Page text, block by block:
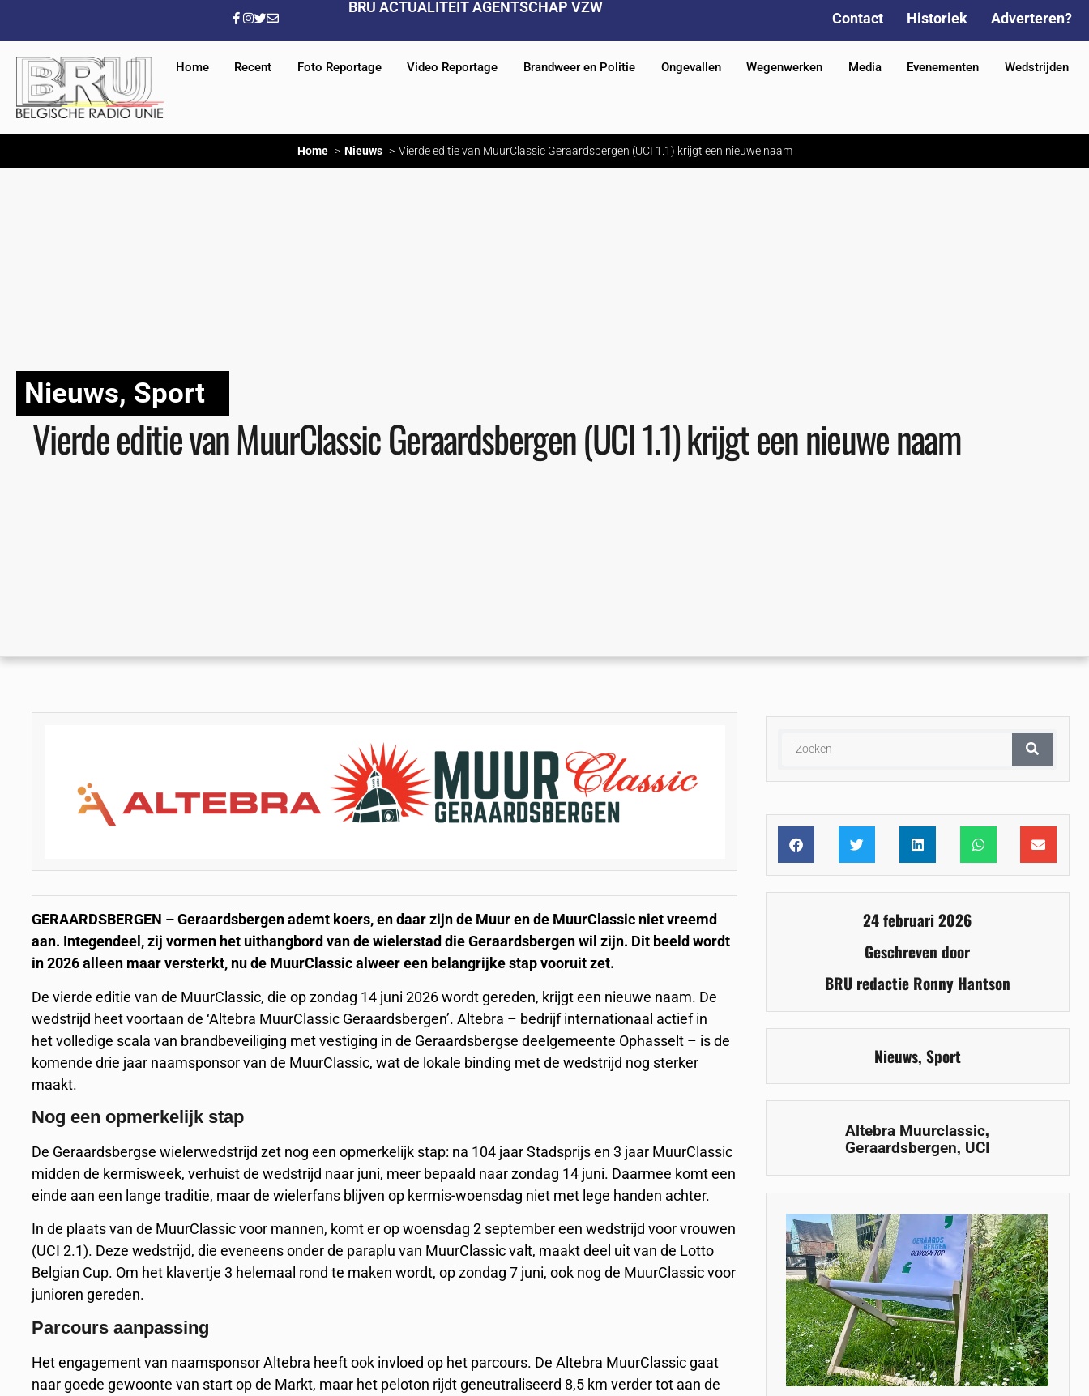
BRU ACTUALITEIT AGENTSCHAP VZW
Contact Historiek Adverteren?
Home Recent Foto Reportage Video Reportage Brandweer en Politie Ongevallen Wegenwerken Media Evenementen Wedstrijden
Home Nieuws Vierde editie van MuurClassic Geraardsbergen (UCI 1.1) krijgt een nieuwe naam
Nieuws, Sport
Vierde editie van MuurClassic Geraardsbergen (UCI 1.1) krijgt een nieuwe naam
GERAARDSBERGEN – Geraardsbergen ademt koers, en daar zijn de Muur en de MuurClassic niet vreemd
aan. Integendeel, zij vormen het uithangbord van de wielerstad die Geraardsbergen wil zijn. Dit beeld wordt
in 2026 alleen maar versterkt, nu de MuurClassic alweer een belangrijke stap vooruit zet.
De vierde editie van de MuurClassic, die op zondag 14 juni 2026 wordt gereden, krijgt een nieuwe naam. De
wedstrijd heet voortaan de ‘Altebra MuurClassic Geraardsbergen’. Altebra – bedrijf internationaal actief in
het volledige scala van brandbeveiliging met vestiging in de Geraardsbergse deelgemeente Ophasselt – is de
komende drie jaar naamsponsor van de MuurClassic, wat de lokale binding met de wedstrijd nog sterker
maakt.
Nog een opmerkelijk stap
De Geraardsbergse wielerwedstrijd zet nog een opmerkelijk stap: na 104 jaar Stadsprijs en 3 jaar MuurClassic
midden de kermisweek, verhuist de wedstrijd naar juni, meer bepaald naar zondag 14 juni. Daarmee komt een
einde aan een lange traditie, maar de wielerfans blijven op kermis-woensdag niet met lege handen achter.
In de plaats van de MuurClassic voor mannen, komt er op woensdag 2 september een wedstrijd voor vrouwen
(UCI 2.1). Deze wedstrijd, die eveneens onder de paraplu van MuurClassic valt, maakt deel uit van de Lotto
Belgian Cup. Om het klavertje 3 helemaal rond te maken wordt, op zondag 7 juni, ook nog de MuurClassic voor
junioren gereden.
Parcours aanpassing
Het engagement van naamsponsor Altebra heeft ook invloed op het parcours. De Altebra MuurClassic gaat
naar goede gewoonte van start op de Markt, maar het peloton rijdt geneutraliseerd 8,5 km verder tot aan de
24 februari 2026
Geschreven door
BRU redactie Ronny Hantson
Nieuws, Sport
Altebra Muurclassic,
Geraardsbergen, UCI